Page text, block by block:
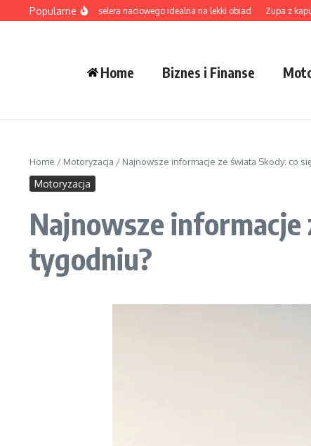
Przejdź do treści
Popularne
zupa z selera naciowego idealna na lekki obiad Zupa z kapusty
Home Biznes i Finanse
Home / Motoryzacja / Najnowsze informacje ze świata Skody: co
Motoryzacja
Najnowsze
tygodniu?